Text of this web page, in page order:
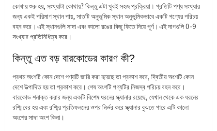
কোথায় শুরু হয়, সংখ্যাটা কোথায়? কিন্তু এটা খুবই সহজ প্রক্রিয়া। প্রতিটি পণ্য সংখ্যার
জন্য একই পরিমাণ স্থান পায়, সাতটি অনুভূমিক স্থান অনুভূমিকভাবে একটি পণ্যের পরিচয়
বহন করে। এই স্থানগুলি সাদা এবং কালো রঙের কিছু ফিতে দিয়ে পূর্ণ। এই দাগগুলি 0-9
সংখ্যার প্রতিনিধিত্ব করে।
কিন্তু এত বড় বারকোডের কারণ কী?
প্রথম অংশটি কোন দেশে পণ্যটি জারি করা হয়েছে তা প্রকাশ করে, দ্বিতীয় অংশটি কোন
দেশে উত্পাদিত হয় তা প্রকাশ করে। শেষ অংশটি পণ্যটির নিজস্ব পরিচয় বহন করে।
বারকোড শনাক্ত করার জন্য একটি বিশেষ ধরনের স্ক্যানার রয়েছে, যেখান থেকে এক ধরনের
রশ্মি বের হয় এবং রশ্মির প্রতিফলনের ওপর নির্ভর করে স্ক্যানার বুঝতে পারে এটি কালো
অংশের সাদা অংশ কিনা।